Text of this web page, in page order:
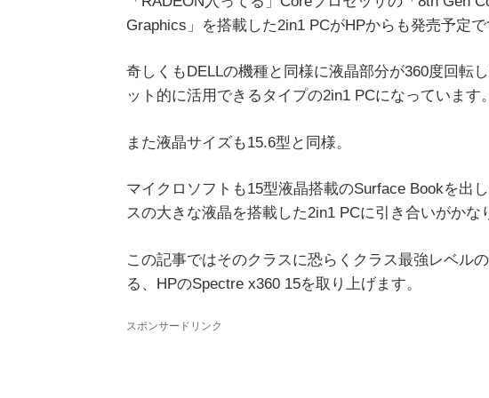
Graphics」を搭載した2in1 PCがHPからも発売予定で
奇しくもDELLの機種と同様に液晶部分が360度回転
ット的に活用できるタイプの2in1 PCになっています。
また液晶サイズも15.6型と同様。
マイクロソフトも15型液晶搭載のSurface Bookを出
スの大きな液晶を搭載した2in1 PCに引き合いがかな
この記事ではそのクラスに恐らくクラス最強レベル
る、HPのSpectre x360 15を取り上げます。
スポンサードリンク